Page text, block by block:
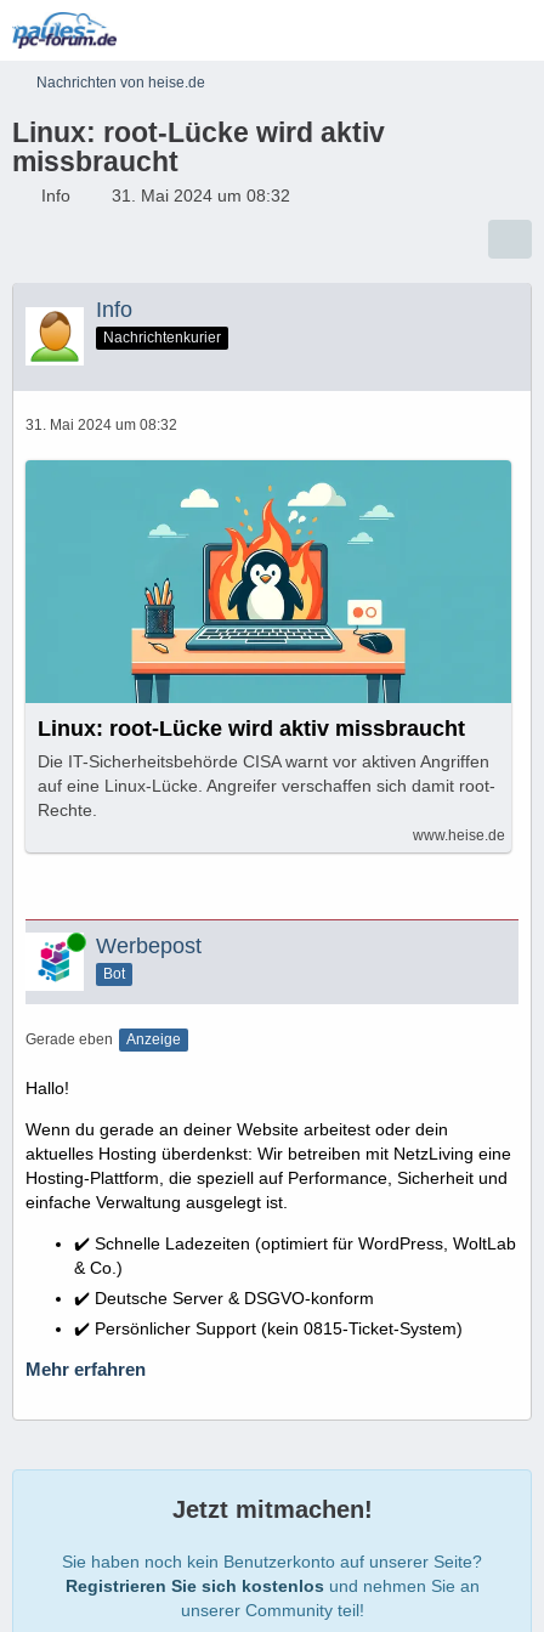
Nachrichten von heise.de
Linux: root-Lücke wird aktiv
missbraucht
Info 31. Mai 2024 um 08:32
Info
Nachrichtenkurier
31. Mai 2024 um 08:32
Linux: root-Lücke wird aktiv missbraucht
Die IT-Sicherheitsbehörde CISA warnt vor aktiven Angriffen
auf eine Linux-Lücke. Angreifer verschaffen sich damit root-
Rechte.
www.heise.de
Online Werbepost
Bot
Gerade eben Anzeige
Hallo!
Wenn du gerade an deiner Website arbeitest oder dein
aktuelles Hosting überdenkst: Wir betreiben mit NetzLiving eine
Hosting-Plattform, die speziell auf Performance, Sicherheit und
einfache Verwaltung ausgelegt ist.
✔️ Schnelle Ladezeiten (optimiert für WordPress, WoltLab
& Co.)
✔️ Deutsche Server & DSGVO-konform
✔️ Persönlicher Support (kein 0815-Ticket-System)
Mehr erfahren
Jetzt mitmachen!
Sie haben noch kein Benutzerkonto auf unserer Seite?
Registrieren Sie sich kostenlos und nehmen Sie an
unserer Community teil!